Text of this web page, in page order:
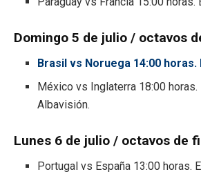
Domingo 5 de julio / octavos
Brasil vs Noruega 14:00
México vs Inglaterra 18:00
Albavisión.
Lunes 6 de julio / octavos de
Portugal vs España 13:00 horas.